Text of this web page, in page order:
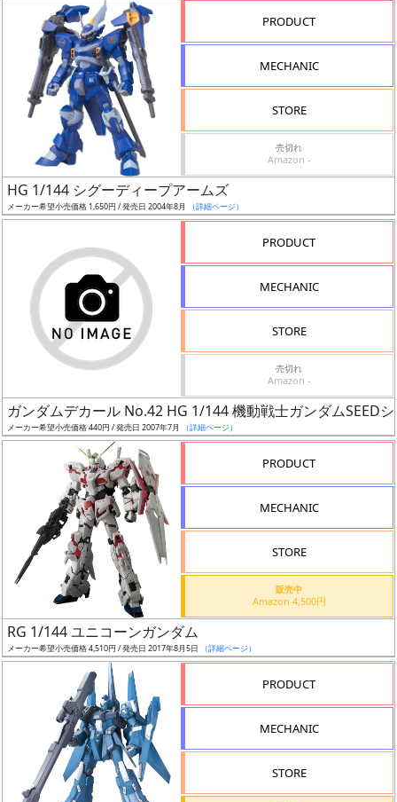
グ
レ
ル
シ
ー
ズ・
PRODUCT
MECHANIC
STORE
売切れ
Amazon -
HG 1/144 シグーディープアームズ
メーカー希望小売価格 1,650円 / 発売日 2004年8月 （詳細ページ）
PRODUCT
MECHANIC
STORE
売切れ
Amazon -
ガンダムデカール No.42 HG 1/144 機動戦士ガンダムSEED
メーカー希望小売価格 440円 / 発売日 2007年7月 （詳細ページ）
PRODUCT
MECHANIC
STORE
販売中
Amazon 4,500円
RG 1/144 ユニコーンガンダム
メーカー希望小売価格 4,510円 / 発売日 2017年8月5日 （詳細ページ）
PRODUCT
MECHANIC
STORE